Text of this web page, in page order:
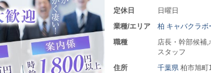
定休日
日曜日
業種/エリア
柏 キャバクラボ
職種
店長・幹部候補
スタッフ
住所
千葉県 柏市旭町